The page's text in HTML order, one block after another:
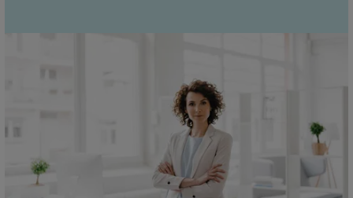
Nicht sicher, was Sie benötigen?
Dann lassen Sie sich helfen.